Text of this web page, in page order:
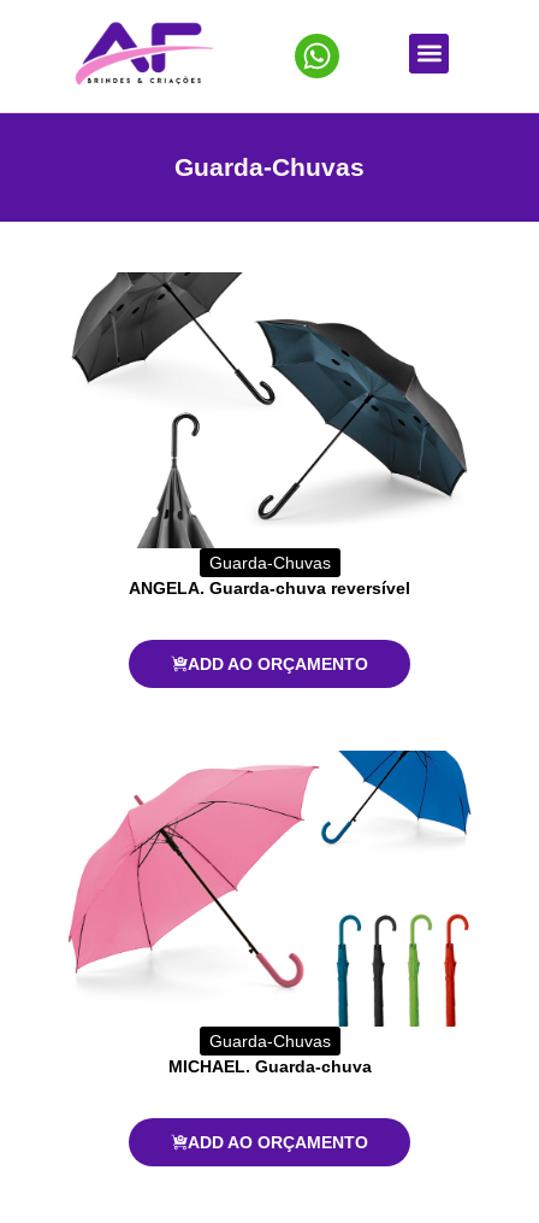
Guarda-Chuvas
Guarda-Chuvas
ANGELA. Guarda-chuva reversível
ADD AO ORÇAMENTO
Guarda-Chuvas
MICHAEL. Guarda-chuva
ADD AO ORÇAMENTO